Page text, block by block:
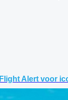
Flight Alert voor